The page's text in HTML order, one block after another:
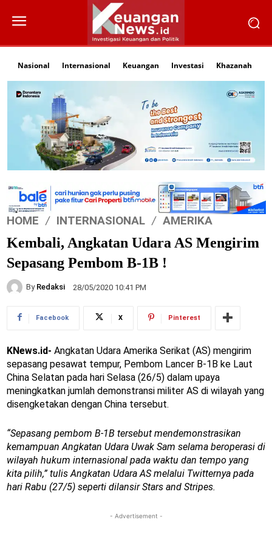
Nasional Internasional Keuangan Investasi Khazanah
HOME INTERNASIONAL AMERIKA
Kembali, Angkatan Udara AS Mengirim
Sepasang Pembom B-1B !
By Redaksi 28/05/2020 10:41 PM
Facebook X Pinterest
KNews.id- Angkatan Udara Amerika Serikat (AS) mengirim
sepasang pesawat tempur, Pembom Lancer B-1B ke Laut
China Selatan pada hari Selasa (26/5) dalam upaya
meningkatkan jumlah demonstransi militer AS di wilayah yang
disengketakan dengan China tersebut.
“Sepasang pembom B-1B tersebut mendemonstrasikan
kemampuan Angkatan Udara Uwak Sam selama beroperasi di
wilayah hukum internasional pada waktu dan tempo yang
kita pilih,” tulis Angkatan Udara AS melalui Twitternya pada
hari Rabu (27/5) seperti dilansir Stars and Stripes.
- Advertisement -